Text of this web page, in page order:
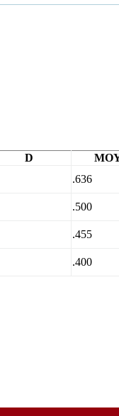
D
.636
.500
.455
.400